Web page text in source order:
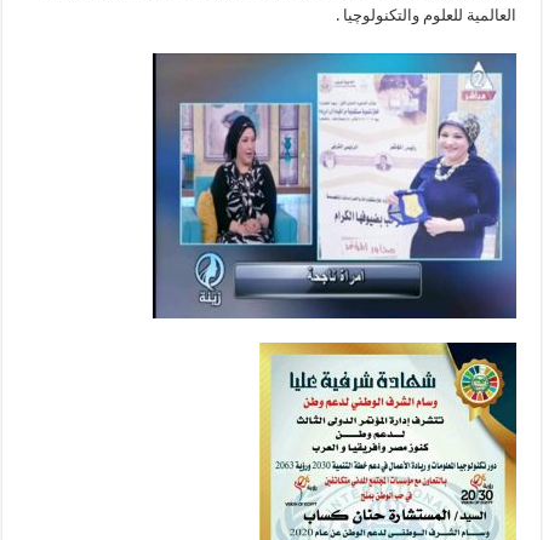
العالمية للعلوم والتكنولوچيا .